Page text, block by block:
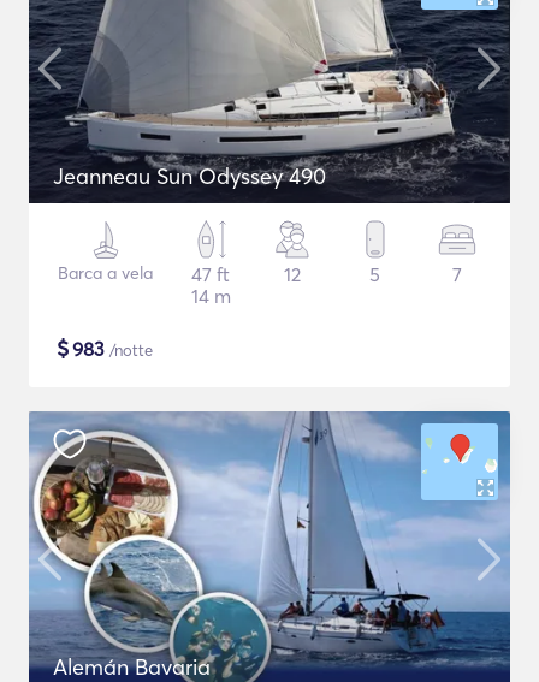
Jeanneau Sun Odyssey 490
Barca a vela
47 ft
14 m
12 5 7
$983 /notte
Alemán Bavaria